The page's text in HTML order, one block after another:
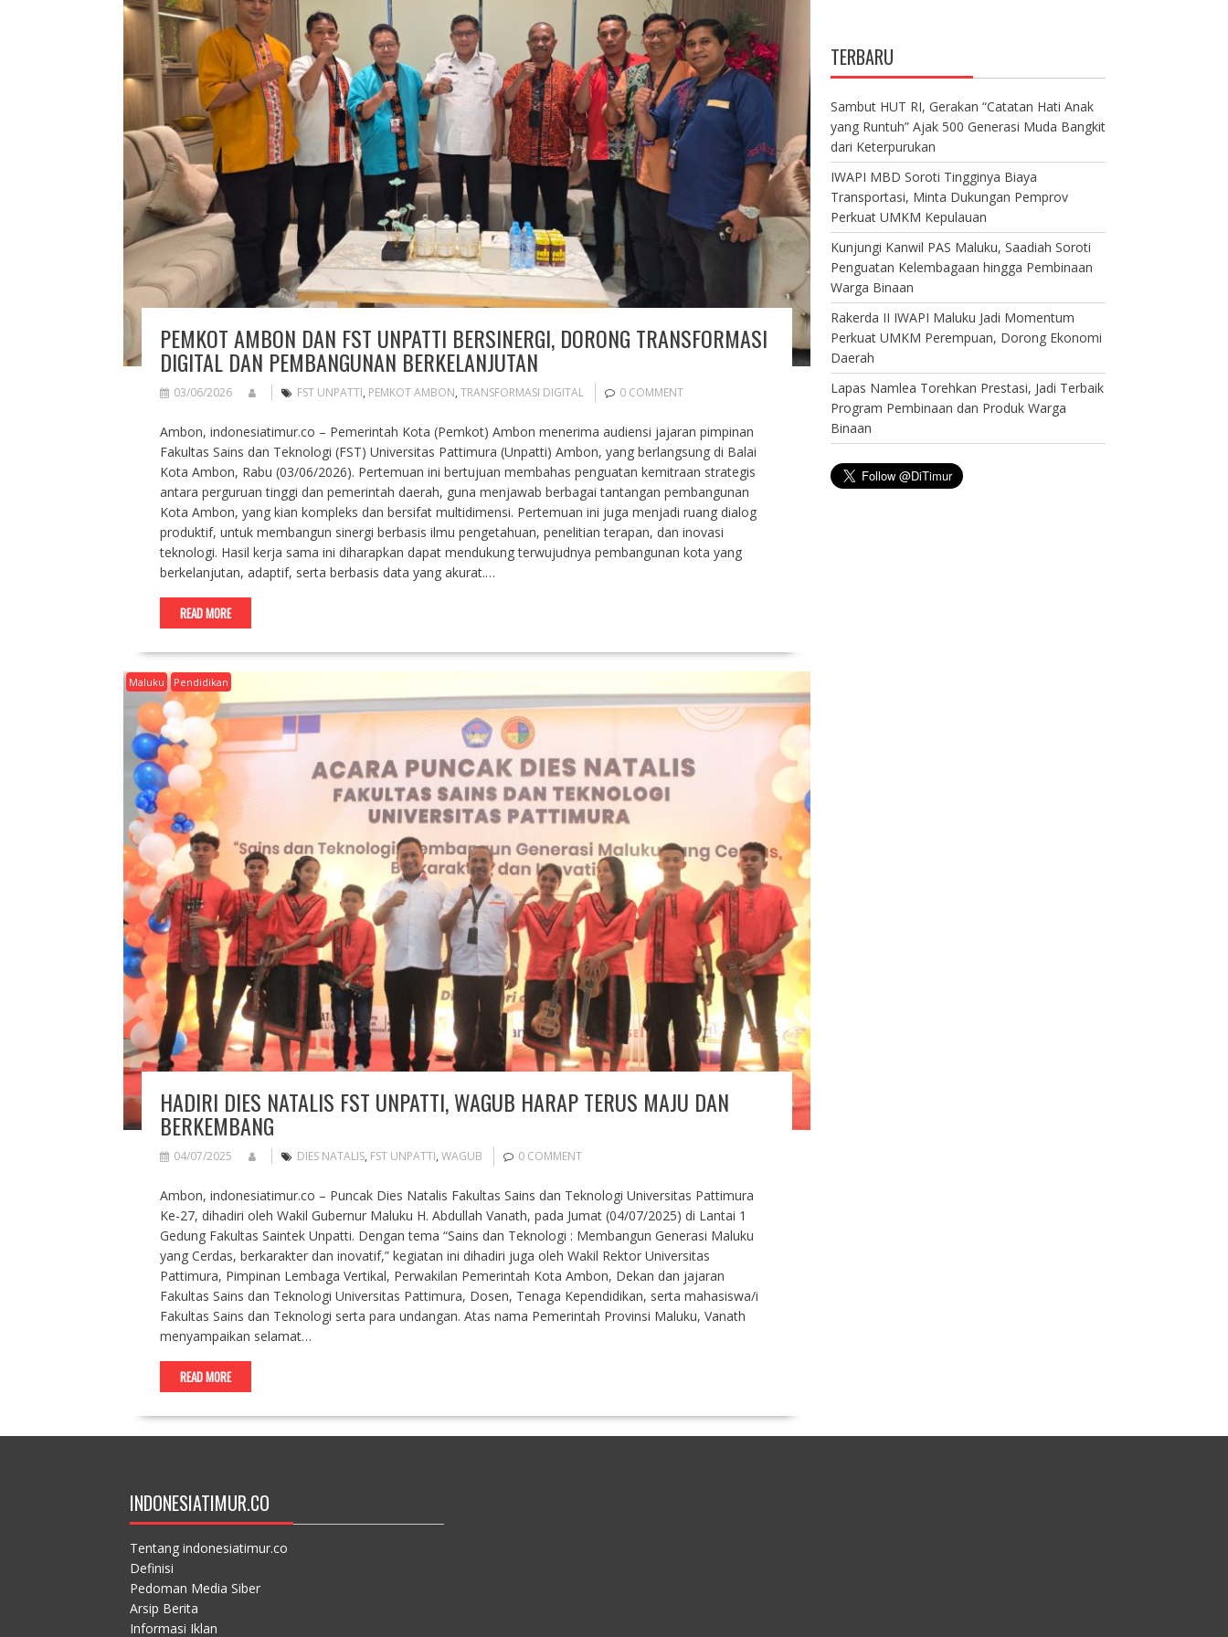
PEMKOT AMBON DAN FST UNPATTI BERSINERGI, DORONG TRANSFORMASI
DIGITAL DAN PEMBANGUNAN BERKELANJUTAN
03/06/2026 FST UNPATTI, PEMKOT AMBON, TRANSFORMASI DIGITAL 0 COMMENT
Ambon, indonesiatimur.co – Pemerintah Kota (Pemkot) Ambon menerima audiensi jajaran pimpinan
Fakultas Sains dan Teknologi (FST) Universitas Pattimura (Unpatti) Ambon, yang berlangsung di Balai
Kota Ambon, Rabu (03/06/2026). Pertemuan ini bertujuan membahas penguatan kemitraan strategis
antara perguruan tinggi dan pemerintah daerah, guna menjawab berbagai tantangan pembangunan
Kota Ambon, yang kian kompleks dan bersifat multidimensi. Pertemuan ini juga menjadi ruang dialog
produktif, untuk membangun sinergi berbasis ilmu pengetahuan, penelitian terapan, dan inovasi
teknologi. Hasil kerja sama ini diharapkan dapat mendukung terwujudnya pembangunan kota yang
berkelanjutan, adaptif, serta berbasis data yang akurat.…
READ MORE
Maluku Pendidikan
HADIRI DIES NATALIS FST UNPATTI, WAGUB HARAP TERUS MAJU DAN
BERKEMBANG
04/07/2025 DIES NATALIS, FST UNPATTI, WAGUB 0 COMMENT
Ambon, indonesiatimur.co – Puncak Dies Natalis Fakultas Sains dan Teknologi Universitas Pattimura
Ke-27, dihadiri oleh Wakil Gubernur Maluku H. Abdullah Vanath, pada Jumat (04/07/2025) di Lantai 1
Gedung Fakultas Saintek Unpatti. Dengan tema “Sains dan Teknologi : Membangun Generasi Maluku
yang Cerdas, berkarakter dan inovatif,” kegiatan ini dihadiri juga oleh Wakil Rektor Universitas
Pattimura, Pimpinan Lembaga Vertikal, Perwakilan Pemerintah Kota Ambon, Dekan dan jajaran
Fakultas Sains dan Teknologi Universitas Pattimura, Dosen, Tenaga Kependidikan, serta mahasiswa/i
Fakultas Sains dan Teknologi serta para undangan. Atas nama Pemerintah Provinsi Maluku, Vanath
menyampaikan selamat…
READ MORE
TERBARU
Sambut HUT RI, Gerakan “Catatan Hati Anak
yang Runtuh” Ajak 500 Generasi Muda Bangkit
dari Keterpurukan
IWAPI MBD Soroti Tingginya Biaya
Transportasi, Minta Dukungan Pemprov
Perkuat UMKM Kepulauan
Kunjungi Kanwil PAS Maluku, Saadiah Soroti
Penguatan Kelembagaan hingga Pembinaan
Warga Binaan
Rakerda II IWAPI Maluku Jadi Momentum
Perkuat UMKM Perempuan, Dorong Ekonomi
Daerah
Lapas Namlea Torehkan Prestasi, Jadi Terbaik
Program Pembinaan dan Produk Warga
Binaan
INDONESIATIMUR.CO
Tentang indonesiatimur.co
Definisi
Pedoman Media Siber
Arsip Berita
Informasi Iklan